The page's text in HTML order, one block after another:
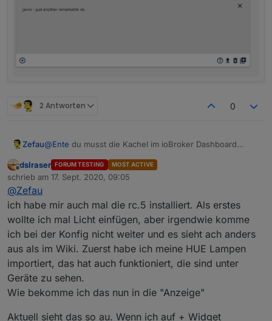
2 Antworten 0
Zefau@Ente du musst die Kachel im ioBroker Dashboard
werden.
Offline
dslraser FORUM TESTING MOST ACTIVE
schrieb am 17. Sept. 2020, 09:05
zuletzt editiert von
@Zefau
ich habe mir auch mal die rc.5 installiert. Als erstes
wollte ich mal Licht einfügen, aber irgendwie komme
ich bei der Konfig nicht weiter und es sieht ach anders
aus als im Wiki. Zuerst habe ich meine HUE Lampen
importiert, das hat auch funktioniert, die sind unter
Geräte zu sehen.
Wie bekomme ich das nun in die "Anzeige"
Aktuell sieht das so au. Wenn ich auf + Widget